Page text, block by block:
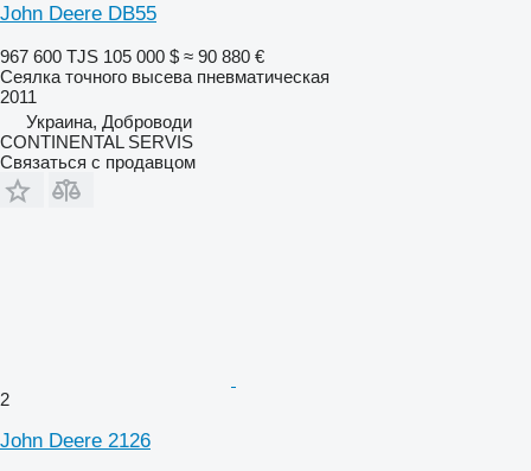
John Deere DB55
967 600 TJS 105 000 $ ≈ 90 880 €
Сеялка точного высева пневматическая
2011
Украина, Доброводи
CONTINENTAL SERVIS
Связаться с продавцом
2
John Deere 2126